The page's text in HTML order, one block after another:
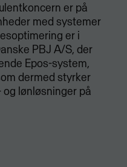
er på
med systemer
er i
PBJ A/S, der
Epos-system,
dermed styrker
lønløsninger på